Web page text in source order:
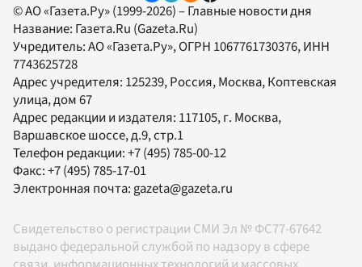
© АО «Газета.Ру» (1999-2026) – Главные новости дня
Название: Газета.Ru (Gazeta.Ru)
Учредитель:АО «Газета.Ру», ОГРН 1067761730376, ИНН
7743625728
Адрес учредителя: 125239, Россия, Москва, Коптевская
улица, дом 67
Адрес редакции и издателя: 117105, г. Москва,
Варшавское шоссе, д.9, стр.1
Телефон редакции:+7 (495) 785-00-12
Факс:+7 (495) 785-17-01
Электронная почта: gazeta@gazeta.ru
Свидетельство о регистрации СМИ Эл № ФС77-67642
выдано федеральной службой по надзору в сфере